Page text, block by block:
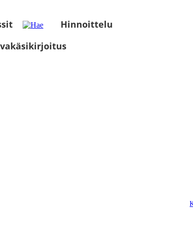
Hinnoittelu